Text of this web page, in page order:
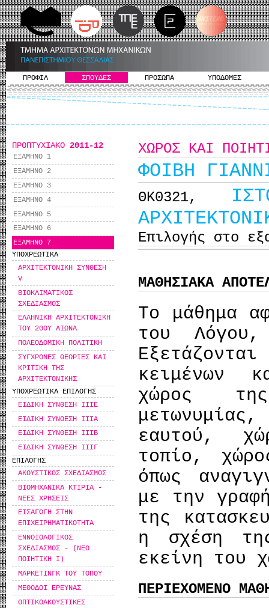
ΠΡΟΦΙΛ ΣΠΟΥΔΕΣ ΠΡΟΣΩΠΑ ΥΠΟΔΟΜΕΣ
ΠΡΟΠΤΥΧΙΑΚΟ 2011-12
ΕΞΑΜΗΝΟ 1
ΕΞΑΜΗΝΟ 2
ΕΞΑΜΗΝΟ 3
ΕΞΑΜΗΝΟ 4
ΕΞΑΜΗΝΟ 5
ΕΞΑΜΗΝΟ 6
ΕΞΑΜΗΝΟ 7
ΥΠΟΧΡΕΩΤΙΚΑ
ΑΡΧΙΤΕΚΤΟΝΙΚΗ ΣΥΝΘΕΣΗ
V
ΒΙΟΚΛΙΜΑΤΙΚΟΣ
ΣΧΕΔΙΑΣΜΟΣ
ΕΛΛΗΝΙΚΗ ΑΡΧΙΤΕΚΤΟΝΙΚΗ
ΤΟΥ 20ΟΥ ΑΙΩΝΑ
ΠΟΛΕΟΔΟΜΙΚΗ ΠΟΛΙΤΙΚΗ
ΣΥΓΧΡΟΝΕΣ ΘΕΩΡΙΕΣ ΚΑΙ
ΚΡΙΤΙΚΗ ΤΗΣ
ΑΡΧΙΤΕΚΤΟΝΙΚΗΣ
ΥΠΟΧΡΕΩΤΙΚΑ ΕΠΙΛΟΓΗΣ
ΕΙΔΙΚΗ ΣΥΝΘΕΣΗ IIIΕ
ΕΙΔΙΚΗ ΣΥΝΘΕΣΗ ΙΙΙΑ
ΕΙΔΙΚΗ ΣΥΝΘΕΣΗ ΙΙΙΒ
ΕΙΔΙΚΗ ΣΥΝΘΕΣΗ ΙΙΙΓ
ΕΠΙΛΟΓΗΣ
ΑΚΟΥΣΤΙΚΟΣ ΣΧΕΔΙΑΣΜΟΣ
ΒΙΟΜΗΧΑΝΙΚΑ ΚΤΙΡΙΑ -
ΝΕΕΣ ΧΡΗΣΕΙΣ
ΕΙΣΑΓΩΓΗ ΣΤΗΝ
ΕΠΙΧΕΙΡΗΜΑΤΙΚΟΤΗΤΑ
ΕΝΝΟΙΟΛΟΓΙΚΟΣ
ΣΧΕΔΙΑΣΜΟΣ - (ΝΕΟ
ΠΟΙΗΤΙΚΗ Ι)
ΜΑΡΚΕΤΙΝΓΚ ΤΟΥ ΤΟΠΟΥ
ΜΕΘΟΔΟΙ ΕΡΕΥΝΑΣ
ΟΠΤΙΚΟΑΚΟΥΣΤΙΚΕΣ
ΧΩΡΟΣ ΚΑΙ
ΦΟΙΒΗ
ΘΚ0321,
Επιλογής στο
ΜΑΘΗΣΙΑΚΑ
Το μάθημα
του Λόγου,
κειμένων
χώρος
εαυτού,
τοπίο,
όπως
με την
της
η σχέση
εκείνη του
ΠΕΡΙΕΧΟΜΕΝΟ